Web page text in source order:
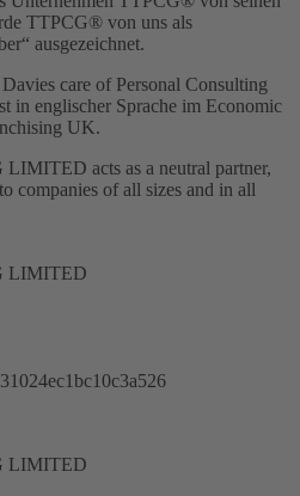
TTPCG® von uns als
ausgezeichnet.
care of Personal Consulting
in englischer Sprache im Economic
UK.
acts as a neutral partner,
companies of all sizes and in all
LIMITED
LIMITED